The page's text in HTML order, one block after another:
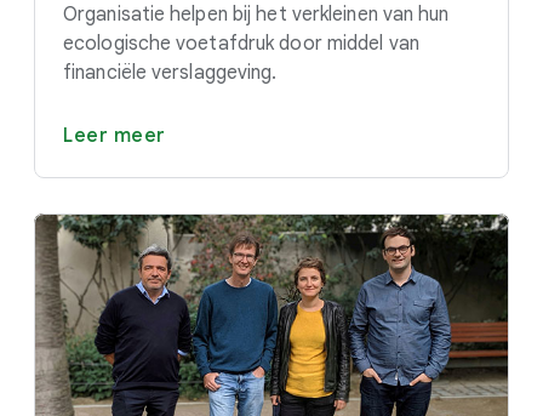
Organisatie helpen bij het verkleinen van hun
ecologische voetafdruk door middel van
financiële verslaggeving.
Leer meer